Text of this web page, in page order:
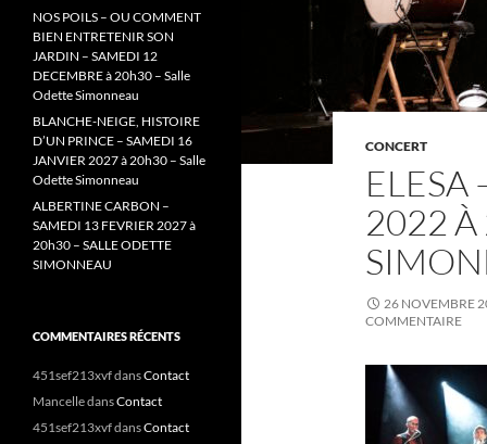
CONCERT
ELESA
2022 À
26 NOVEMBRE
COMMENTAIRE
NOS POILS – OU COMMENT
BIEN ENTRETENIR SON
JARDIN – SAMEDI 12
DECEMBRE à 20h30 – Salle
Odette Simonneau
BLANCHE-NEIGE, HISTOIRE
D’UN PRINCE – SAMEDI 16
JANVIER 2027 à 20h30 – Salle
Odette Simonneau
ALBERTINE CARBON –
SAMEDI 13 FEVRIER 2027 à
20h30 – SALLE ODETTE
SIMONNEAU
COMMENTAIRES RÉCENTS
451sef213xvfdansContact
MancelledansContact
451sef213xvfdansContact